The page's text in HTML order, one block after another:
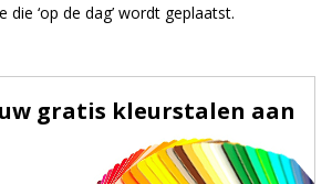
die ‘op de dag’ wordt geplaatst.
gratis kleurstalen aan